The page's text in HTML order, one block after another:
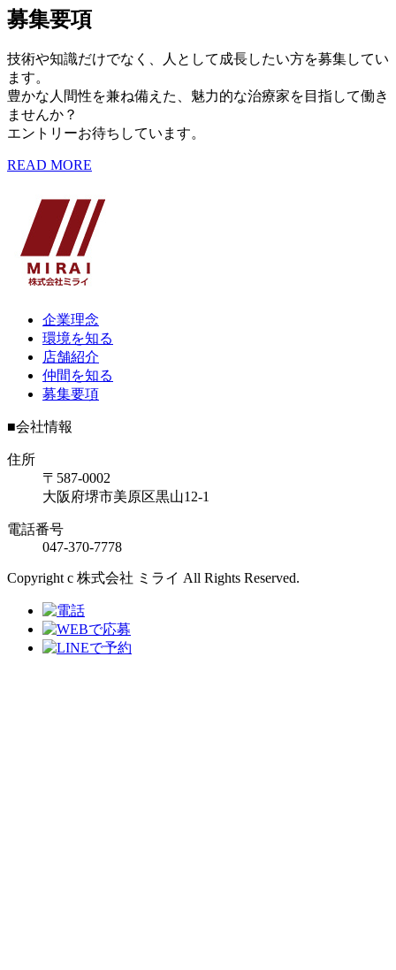
募集要項
技術や知識だけでなく、人として成長したい方を募集してい
ます。
豊かな人間性を兼ね備えた、魅力的な治療家を目指して働き
ませんか？
エントリーお待ちしています。
READ MORE
企業理念
環境を知る
店舗紹介
仲間を知る
募集要項
■会社情報
住所
〒587-0002
大阪府堺市美原区黒山12-1
電話番号
047-370-7778
Copyright c 株式会社 ミライ All Rights Reserved.